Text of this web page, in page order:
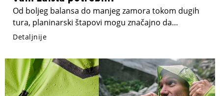
Od boljeg balansa do manjeg zamora tokom dugih
tura, planinarski štapovi mogu značajno da
unaprede iskustvo svakog ko provodi vreme na
razmislite o tome da ih ponesete na svoju sledeću
outdoor avanturu.
Detaljnije